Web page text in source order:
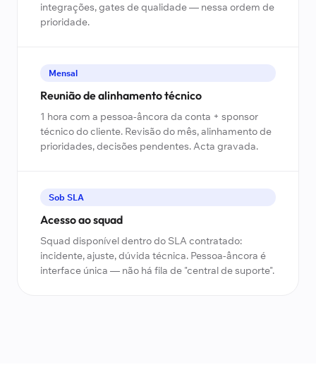
integrações, gates de qualidade — nessa ordem de
prioridade.
Mensal
Reunião de alinhamento técnico
1 hora com a pessoa-âncora da conta + sponsor
técnico do cliente. Revisão do mês, alinhamento de
prioridades, decisões pendentes. Acta gravada.
Sob SLA
Acesso ao squad
Squad disponível dentro do SLA contratado:
incidente, ajuste, dúvida técnica. Pessoa-âncora é
interface única — não há fila de "central de suporte".